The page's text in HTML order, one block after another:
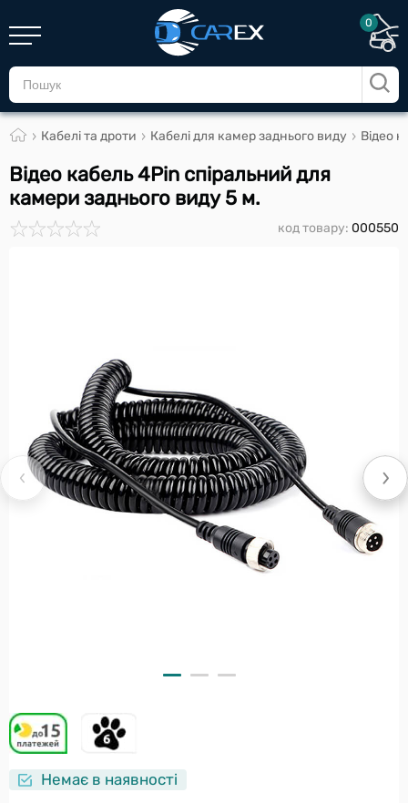
0
Кабелі та дроти Кабелі для камер заднього виду Відео
Відео кабель 4Pin спіральний для
камери заднього виду 5 м.
код товару: 000550
Немає в наявності